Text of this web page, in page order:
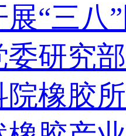
“三八
研究
橡胶